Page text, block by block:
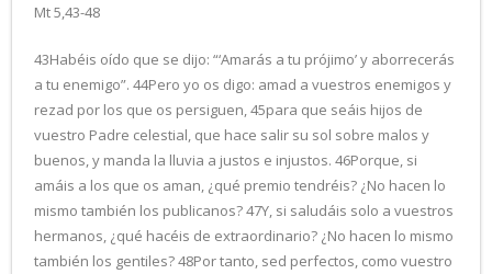
Mt 5,43-48
43Habéis oído que se dijo: “‘Amarás a tu prójimo’ y aborrecerás
a tu enemigo”. 44Pero yo os digo: amad a vuestros enemigos y
rezad por los que os persiguen, 45para que seáis hijos de
vuestro Padre celestial, que hace salir su sol sobre malos y
buenos, y manda la lluvia a justos e injustos. 46Porque, si
amáis a los que os aman, ¿qué premio tendréis? ¿No hacen lo
mismo también los publicanos? 47Y, si saludáis solo a vuestros
hermanos, ¿qué hacéis de extraordinario? ¿No hacen lo mismo
también los gentiles? 48Por tanto, sed perfectos, como vuestro